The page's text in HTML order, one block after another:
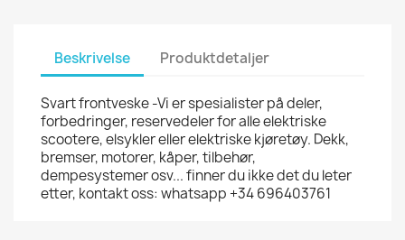
Beskrivelse Produktdetaljer
Svart frontveske -Vi er spesialister på deler,
forbedringer, reservedeler for alle elektriske
scootere, elsykler eller elektriske kjøretøy. Dekk,
bremser, motorer, kåper, tilbehør,
dempesystemer osv... finner du ikke det du leter
etter, kontakt oss: whatsapp +34 696403761